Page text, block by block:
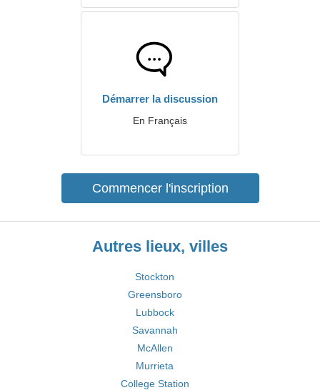
Démarrer la discussion
En Français
Commencer l'inscription
Autres lieux, villes
Stockton
Greensboro
Lubbock
Savannah
McAllen
Murrieta
College Station